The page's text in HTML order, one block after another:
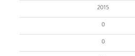
2015
0
0